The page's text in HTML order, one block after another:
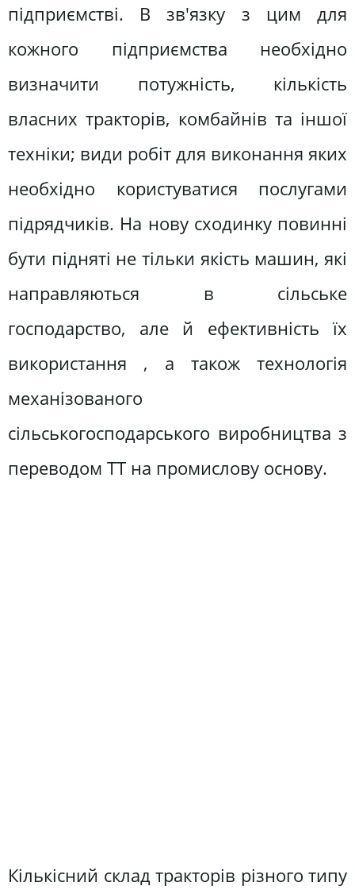
підприємстві. В зв'язку з цим для
кожного підприємства необхідно
визначити потужність, кількість
власних тракторів, комбайнів та іншої
техніки; види робіт для виконання яких
необхідно користуватися послугами
підрядчиків. На нову сходинку повинні
бути підняті не тільки якість машин, які
направляються в сільське
господарство, але й ефективність їх
використання , а також технологія
механізованого
сільськогосподарського виробництва з
переводом ТТ на промислову основу.
Кількісний склад тракторів різного типу